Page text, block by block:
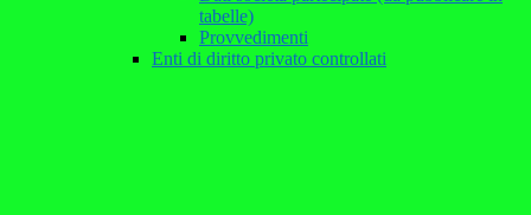
tabelle)
Provvedimenti
Enti di diritto privato controllati